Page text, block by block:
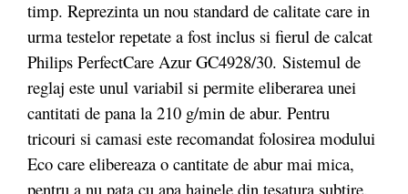
timp. Reprezinta un nou standard de calitate care in
urma testelor repetate a fost inclus si fierul de calcat
Philips PerfectCare Azur GC4928/30. Sistemul de
reglaj este unul variabil si permite eliberarea unei
cantitati de pana la 210 g/min de abur. Pentru
tricouri si camasi este recomandat folosirea modului
Eco care elibereaza o cantitate de abur mai mica,
pentru a nu pata cu apa hainele din tesatura subtire.